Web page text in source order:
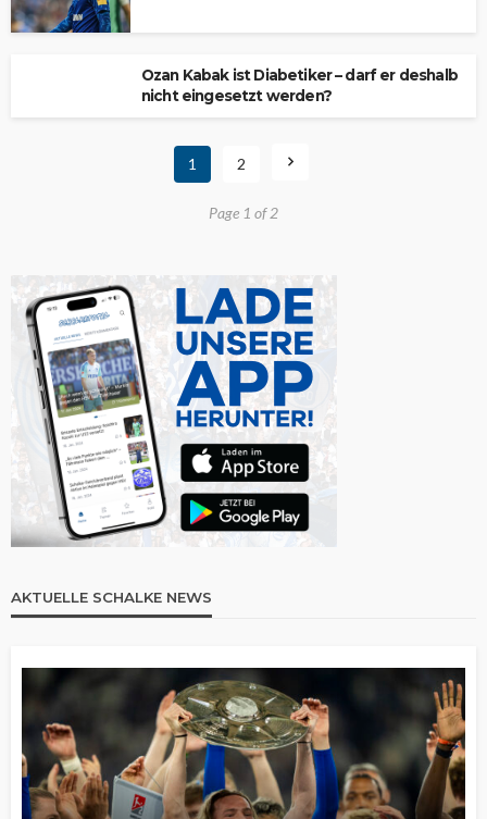
Ozan Kabak ist Diabetiker – darf er deshalb
nicht eingesetzt werden?
1 2
Page 1 of 2
AKTUELLE SCHALKE NEWS